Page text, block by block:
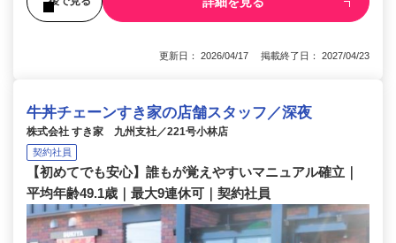
更新日： 2026/04/17 掲載終了日： 2027/04/23
牛丼チェーンすき家の店舗スタッフ／深夜
株式会社 すき家 九州支社／221号小林店
契約社員
【初めてでも安心】誰もが覚えやすいマニュアル確立｜
平均年齢49.1歳｜最大9連休可｜契約社員